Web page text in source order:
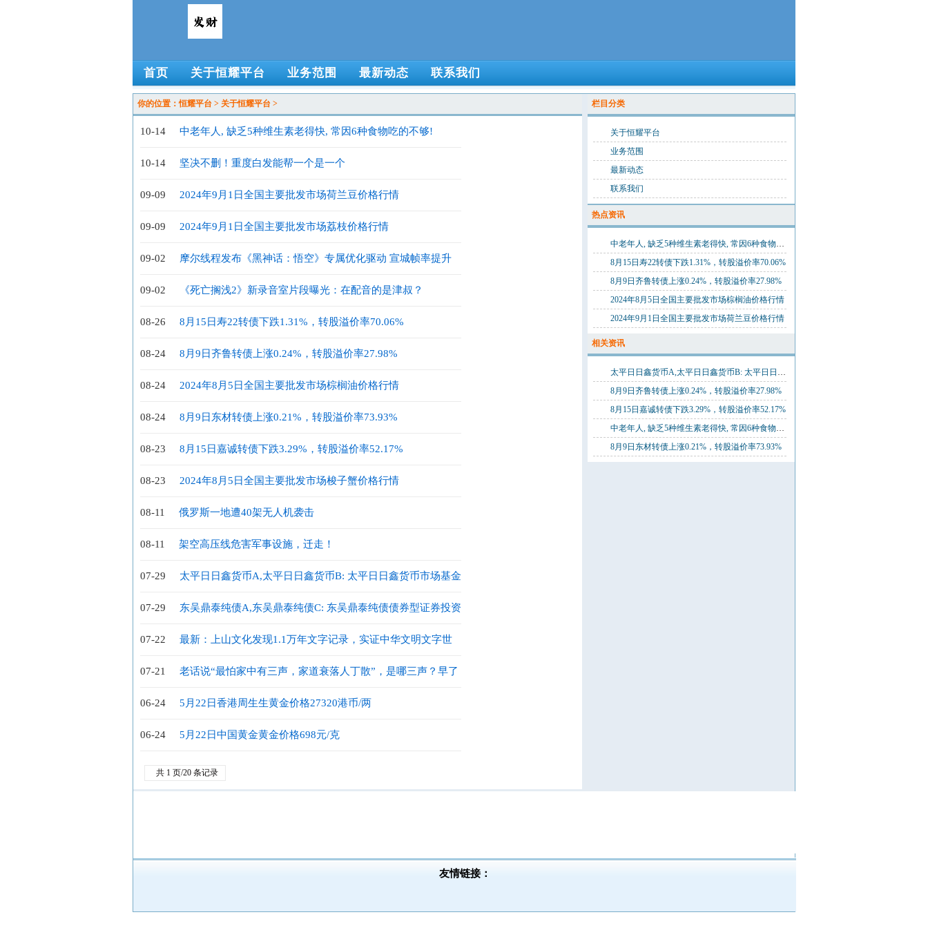
首页 关于恒耀平台 业务范围 最新动态 联系我们
你的位置：恒耀平台 > 关于恒耀平台 >
10-14 中老年人, 缺乏5种维生素老得快, 常因6种食物吃的不够!
10-14 坚决不删！重度白发能帮一个是一个
09-09 2024年9月1日全国主要批发市场荷兰豆价格行情
09-09 2024年9月1日全国主要批发市场荔枝价格行情
09-02 摩尔线程发布《黑神话：悟空》专属优化驱动 宣城帧率提升
09-02 《死亡搁浅2》新录音室片段曝光：在配音的是津叔？
08-26 8月15日寿22转债下跌1.31%，转股溢价率70.06%
08-24 8月9日齐鲁转债上涨0.24%，转股溢价率27.98%
08-24 2024年8月5日全国主要批发市场棕榈油价格行情
08-24 8月9日东材转债上涨0.21%，转股溢价率73.93%
08-23 8月15日嘉诚转债下跌3.29%，转股溢价率52.17%
08-23 2024年8月5日全国主要批发市场梭子蟹价格行情
08-11 俄罗斯一地遭40架无人机袭击
08-11 架空高压线危害军事设施，迁走！
07-29 太平日日鑫货币A,太平日日鑫货币B: 太平日日鑫货币市场基金
招募说明书(更新)(2024年第2号)
07-29 东吴鼎泰纯债A,东吴鼎泰纯债C: 东吴鼎泰纯债债券型证券投资
基金2024年第2季度报告
07-22 最新：上山文化发现1.1万年文字记录，实证中华文明文字世
07-21 老话说“最怕家中有三声，家道衰落人丁散”，是哪三声？早了
06-24 5月22日香港周生生黄金价格27320港币/两
06-24 5月22日中国黄金黄金价格698元/克
共 1 页/20 条记录
栏目分类
关于恒耀平台
业务范围
最新动态
联系我们
热点资讯
中老年人, 缺乏5种维生素老得快, 常因6种食物吃的不够!
8月15日寿22转债下跌1.31%，转股溢价率70.06%
8月9日齐鲁转债上涨0.24%，转股溢价率27.98%
2024年8月5日全国主要批发市场棕榈油价格行情
2024年9月1日全国主要批发市场荷兰豆价格行情
相关资讯
太平日日鑫货币A,太平日日鑫货币B: 太平日日鑫货币市场基金招募说明书(更新)(2024年第2号)
8月9日齐鲁转债上涨0.24%，转股溢价率27.98%
8月15日嘉诚转债下跌3.29%，转股溢价率52.17%
中老年人, 缺乏5种维生素老得快, 常因6种食物吃的不够!
8月9日东材转债上涨0.21%，转股溢价率73.93%
友情链接：